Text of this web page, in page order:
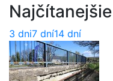
3 dni7 dní14 dní